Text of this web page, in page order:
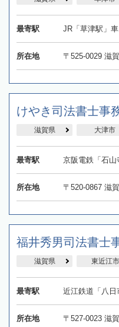
最寄駅 JR「草津駅」
所在地 〒525-0029 滋
けやき司法書士事
滋賀県 大津市
最寄駅 京阪電鉄「石山
所在地 〒520-0867 滋
福井秀男司法書士
滋賀県 東近江市
最寄駅 近江鉄道「八日
所在地 〒527-0023 滋